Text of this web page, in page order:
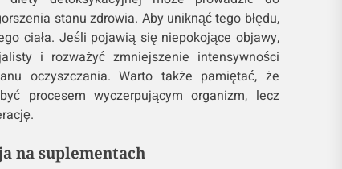
stanu zdrowia. Aby uniknąć tego błędu,
ciała. Jeśli pojawią się niepokojące objawy,
i rozważyć zmniejszenie intensywności
oczyszczania. Warto także pamiętać, że
procesem wyczerpującym organizm, lecz
na suplementach